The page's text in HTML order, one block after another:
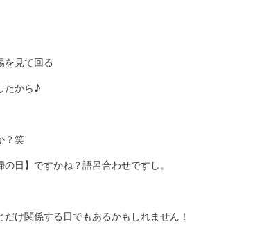
を見て回る
たから♪
？笑
日】ですかね？語呂合わせですし。
け関係する日でもあるかもしれません！